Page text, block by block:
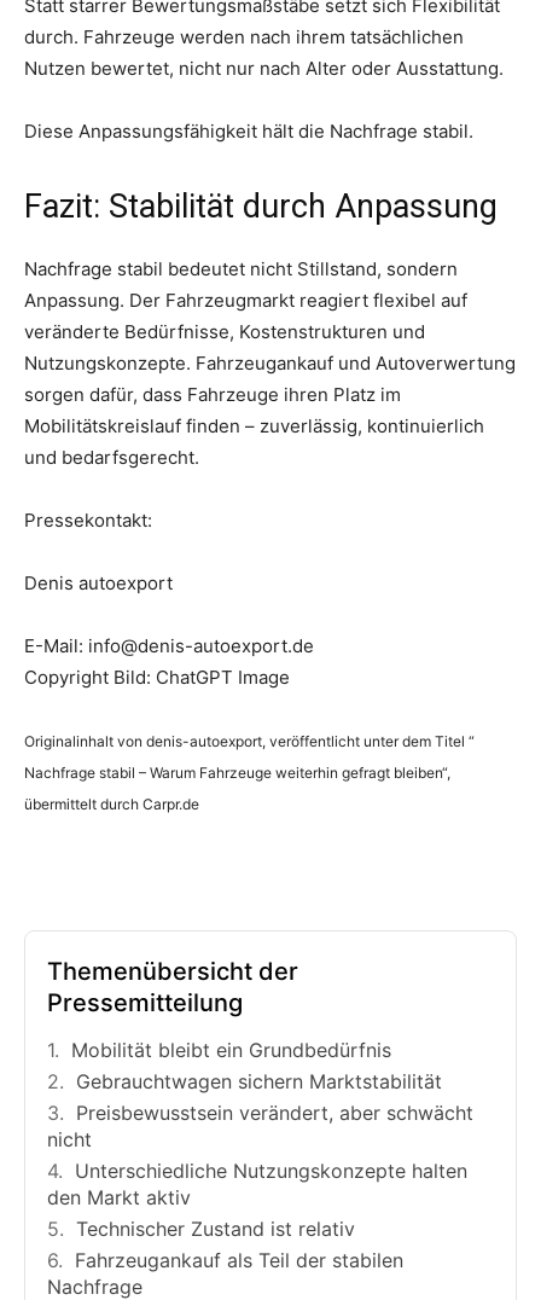
Statt starrer Bewertungsmaßstäbe setzt sich Flexibilität
durch. Fahrzeuge werden nach ihrem tatsächlichen
Nutzen bewertet, nicht nur nach Alter oder Ausstattung.
Diese Anpassungsfähigkeit hält die Nachfrage stabil.
Fazit: Stabilität durch Anpassung
Nachfrage stabil bedeutet nicht Stillstand, sondern
Anpassung. Der Fahrzeugmarkt reagiert flexibel auf
veränderte Bedürfnisse, Kostenstrukturen und
Nutzungskonzepte. Fahrzeugankauf und Autoverwertung
sorgen dafür, dass Fahrzeuge ihren Platz im
Mobilitätskreislauf finden – zuverlässig, kontinuierlich
und bedarfsgerecht.
Pressekontakt:
Denis autoexport
E-Mail: info@denis-autoexport.de
Copyright Bild: ChatGPT Image
Originalinhalt von denis-autoexport, veröffentlicht unter dem Titel “
Nachfrage stabil – Warum Fahrzeuge weiterhin gefragt bleiben“,
übermittelt durch Carpr.de
Themenübersicht der
Pressemitteilung
Mobilität bleibt ein Grundbedürfnis
Gebrauchtwagen sichern Marktstabilität
Preisbewusstsein verändert, aber schwächt
nicht
Unterschiedliche Nutzungskonzepte halten
den Markt aktiv
Technischer Zustand ist relativ
Fahrzeugankauf als Teil der stabilen
Nachfrage